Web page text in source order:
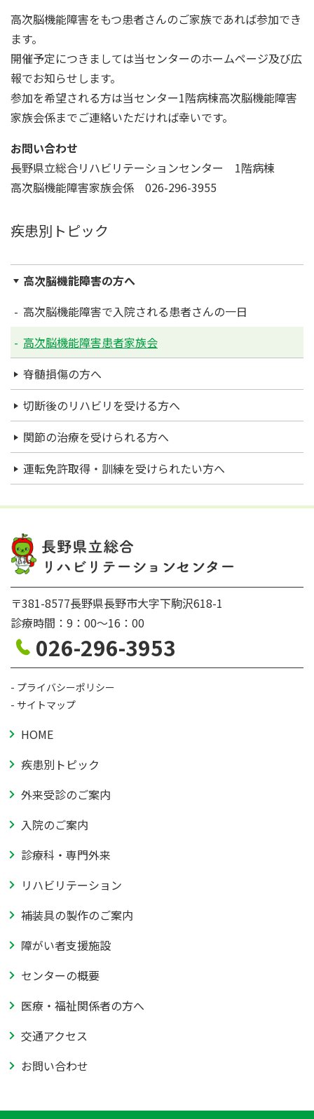
高次脳機能障害をもつ患者さんのご家族であれば参加でき
ます。
開催予定につきましては当センターのホームページ及び広
報でお知らせします。
参加を希望される方は当センター1階病棟高次脳機能障害
家族会係までご連絡いただければ幸いです。
お問い合わせ
長野県立総合リハビリテーションセンター 1階病棟
高次脳機能障害家族会係 026-296-3955
疾患別トピック
高次脳機能障害の方へ
高次脳機能障害で入院される患者さんの一日
高次脳機能障害患者家族会
脊髄損傷の方へ
切断後のリハビリを受ける方へ
関節の治療を受けられる方へ
運転免許取得・訓練を受けられたい方へ
〒381-8577長野県長野市大字下駒沢618-1
診療時間：9：00〜16：00
026-296-3953
プライバシーポリシー
サイトマップ
HOME
疾患別トピック
外来受診のご案内
入院のご案内
診療科・専門外来
リハビリテーション
補装具の製作のご案内
障がい者支援施設
センターの概要
医療・福祉関係者の方へ
交通アクセス
お問い合わせ